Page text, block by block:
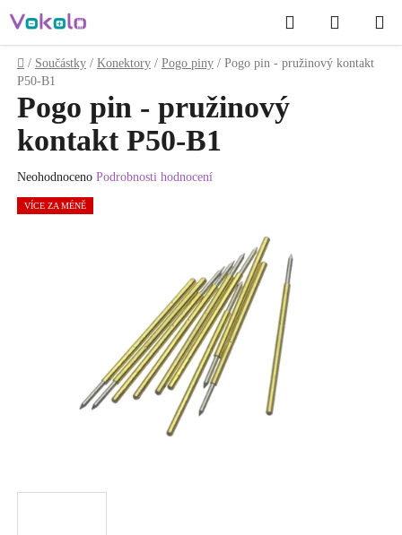
na
obsah
Hledat
KOŠÍK
Domů
/ Součástky / Konektory / Pogo piny / Pogo pin - pružinový kontakt
P50-B1
P
o
s
t
r
a
Pogo pin - pružinový
kontakt P50-B1
Průměrné
hodnocení
produktu
Neohodnoceno Podrobnosti hodnocení
VÍCE ZA MÉNĚ